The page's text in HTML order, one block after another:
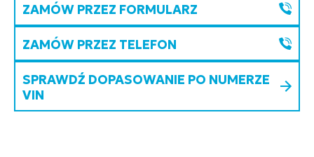
ZAMÓW PRZEZ FORMULARZ
ZAMÓW PRZEZ TELEFON
SPRAWDŹ DOPASOWANIE PO NUMERZE
VIN